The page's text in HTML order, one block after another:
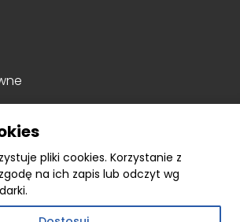
pliki cookies. Korzystanie z
na ich zapis lub odczyt wg